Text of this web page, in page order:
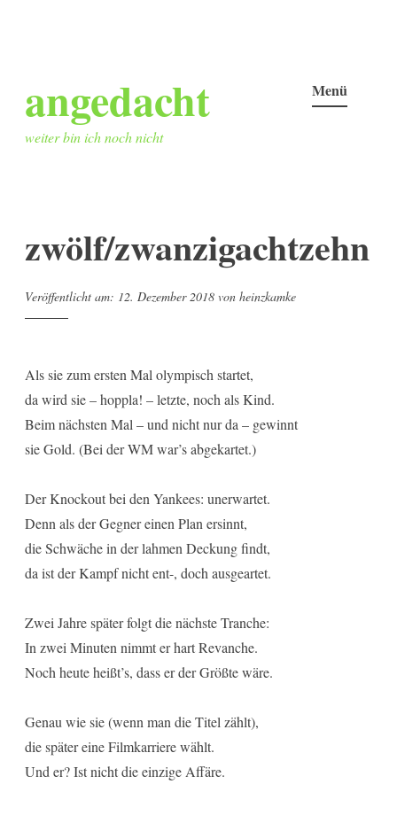
springen
angedacht
weiter bin ich noch nicht
Menü
zwölf/zwanzigachtzehn
Veröffentlicht am: 12. Dezember 2018 von heinzkamke
Als sie zum ersten Mal olympisch startet,
da wird sie – hoppla! – letzte, noch als Kind.
Beim nächsten Mal – und nicht nur da – gewinnt
sie Gold. (Bei der WM war’s abgekartet.)
Der Knockout bei den Yankees: unerwartet.
Denn als der Gegner einen Plan ersinnt,
die Schwäche in der lahmen Deckung findt,
da ist der Kampf nicht ent-, doch ausgeartet.
Zwei Jahre später folgt die nächste Tranche:
In zwei Minuten nimmt er hart Revanche.
Noch heute heißt’s, dass er der Größte wäre.
Genau wie sie (wenn man die Titel zählt),
die später eine Filmkarriere wählt.
Und er? Ist nicht die einzige Affäre.